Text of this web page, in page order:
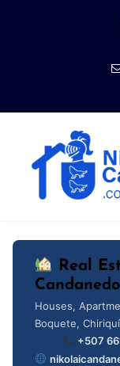
Real
Candanedo
Houses,
Boquete,
+507